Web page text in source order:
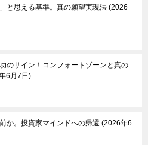
と思える基準。真の願望実現法 2026
のサイン！コンフォートゾーンと真の
6月7日
か。投資家マインドへの帰還 2026年6